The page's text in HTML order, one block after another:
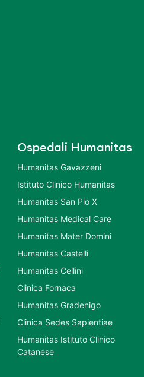
Ospedali Humanitas
Humanitas Gavazzeni
Istituto Clinico Humanitas
Humanitas San Pio X
Humanitas Medical Care
Humanitas Mater Domini
Humanitas Castelli
Humanitas Cellini
Clinica Fornaca
Humanitas Gradenigo
Clinica Sedes Sapientiae
Humanitas Istituto Clinico
Catanese